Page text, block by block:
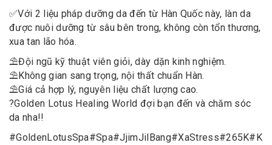
✅Với 2 liệu pháp dưỡng da đến từ Hàn Quốc này, làn da
được nuôi dưỡng từ sâu bên trong, không còn tổn thương,
xua tan lão hóa.
⛱Đội ngũ kỹ thuật viên giỏi, dày dặn kinh nghiệm.
⛱Không gian sang trọng, nội thất chuẩn Hàn.
⛱Giá cả hợp lý, nguyên liệu chất lượng cao.
?Golden Lotus Healing World đợi bạn đến và chăm sóc
da nha!!
#GoldenLotusSpa#Spa#JjimJilBang#XaStress#265K#K